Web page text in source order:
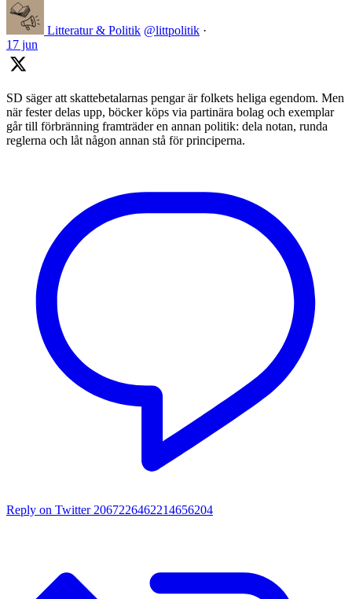
Litteratur & Politik @littpolitik ·
17 jun
SD säger att skattebetalarnas pengar är folkets heliga egendom. Men
när fester delas upp, böcker köps via partinära bolag och exemplar
går till förbränning framträder en annan politik: dela notan, runda
reglerna och låt någon annan stå för principerna.
Reply on Twitter 2067226462214656204